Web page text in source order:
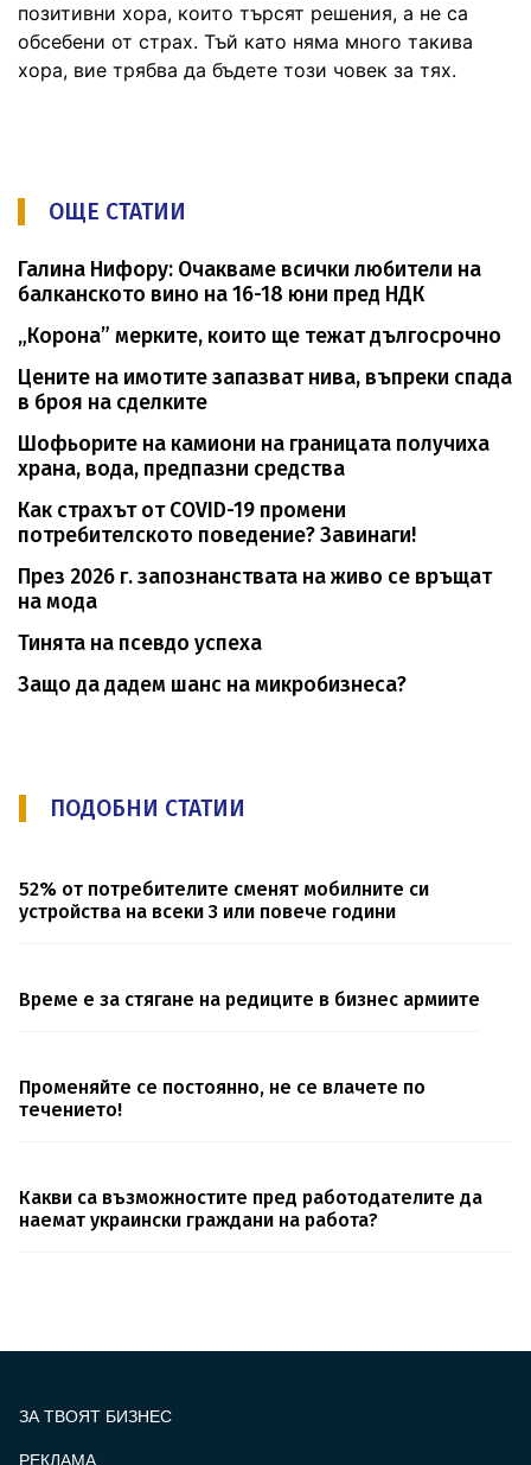
позитивни хора, които търсят решения, а не са
обсебени от страх. Тъй като няма много такива
хора, вие трябва да бъдете този човек за тях.
ОЩЕ СТАТИИ
Галина Нифору: Очакваме всички любители на
балканското вино на 16-18 юни пред НДК
„Корона” мерките, които ще тежат дългосрочно
Цените на имотите запазват нива, въпреки спада
в броя на сделките
Шофьорите на камиони на границата получиха
храна, вода, предпазни средства
Как страхът от COVID-19 промени
потребителското поведение? Завинаги!
През 2026 г. запознанствата на живо се връщат
на мода
Тинята на псевдо успеха
Защо да дадем шанс на микробизнеса?
ПОДОБНИ СТАТИИ
52% от потребителите сменят мобилните си
устройства на всеки 3 или повече години
Време е за стягане на редиците в бизнес армиите
Променяйте се постоянно, не се влачете по
течението!
Какви са възможностите пред работодателите да
наемат украински граждани на работа?
ЗА ТВОЯТ БИЗНЕС
РЕКЛАМА